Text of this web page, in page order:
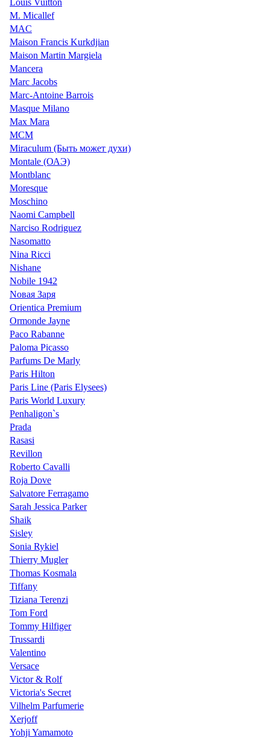
M. Micallef
MAC
Maison Francis Kurkdjian
Maison Martin Margiela
Mancera
Marc Jacobs
Marc-Antoine Barrois
Masque Milano
Max Mara
MCM
Miraculum (Быть может духи)
Montale (ОАЭ)
Montblanc
Moresque
Moschino
Naomi Campbell
Narciso Rodriguez
Nasomatto
Nina Ricci
Nishane
Nobile 1942
Nовая Заря
Orientica Premium
Ormonde Jayne
Paco Rabanne
Paloma Picasso
Parfums De Marly
Paris Hilton
Paris Line (Paris Elysees)
Paris World Luxury
Penhaligon`s
Prada
Rasasi
Revillon
Roberto Cavalli
Roja Dove
Salvatore Ferragamo
Sarah Jessica Parker
Shaik
Sisley
Sonia Rykiel
Thierry Mugler
Thomas Kosmala
Tiffany
Tiziana Terenzi
Tom Ford
Tommy Hilfiger
Trussardi
Valentino
Versace
Victor & Rolf
Victoria's Secret
Vilhelm Parfumerie
Xerjoff
Yohji Yamamoto